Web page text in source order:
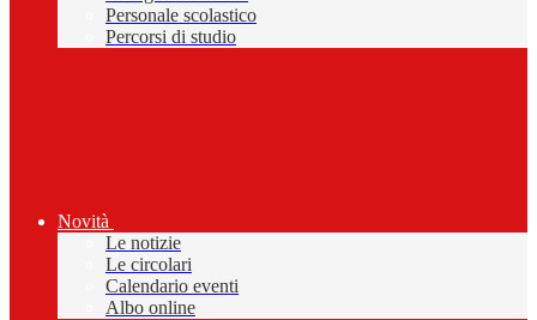
Personale scolastico
Percorsi di studio
Novità
Le notizie
Le circolari
Calendario eventi
Albo online